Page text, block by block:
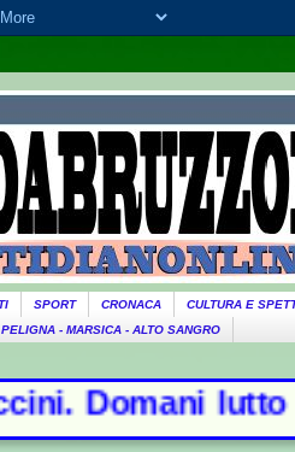
SPORT CRONACA
CULTURA E
- MARSICA - ALTO SANGRO
lutto